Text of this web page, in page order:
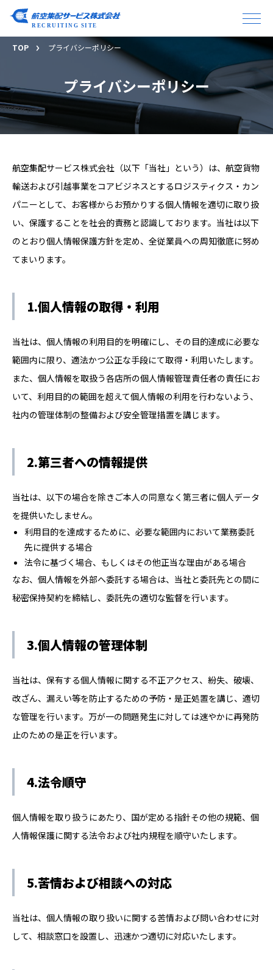
TOP プライバシーポリシー
プライバシーポリシー
航空集配サービス株式会社（以下「当社」という）は、航空貨物
輸送および引越事業をコアビジネスとするロジスティクス・カン
パニーとして、お客様からお預かりする個人情報を適切に取り扱
い、保護することを社会的責務と認識しております。当社は以下
のとおり個人情報保護方針を定め、全従業員への周知徹底に努め
てまいります。
1.個人情報の取得・利用
当社は、個人情報の利用目的を明確にし、その目的達成に必要な
範囲内に限り、適法かつ公正な手段にて取得・利用いたします。
また、個人情報を取扱う各店所の個人情報管理責任者の責任にお
いて、利用目的の範囲を超えて個人情報の利用を行わないよう、
社内の管理体制の整備および安全管理措置を講じます。
2.第三者への情報提供
当社は、以下の場合を除きご本人の同意なく第三者に個人データ
を提供いたしません。
利用目的を達成するために、必要な範囲内において業務委託
先に提供する場合
法令に基づく場合、もしくはその他正当な理由がある場合
なお、個人情報を外部へ委託する場合は、当社と委託先との間に
秘密保持契約を締結し、委託先の適切な監督を行います。
3.個人情報の管理体制
当社は、保有する個人情報に関する不正アクセス、紛失、破壊、
改ざん、漏えい等を防止するための予防・是正処置を講じ、適切
な管理を行います。万が一の問題発生に対しては速やかに再発防
止のための是正を行います。
4.法令順守
個人情報を取り扱うにあたり、国が定める指針その他の規範、個
人情報保護に関する法令および社内規程を順守いたします。
5.苦情および相談への対応
当社は、個人情報の取り扱いに関する苦情および問い合わせに対
して、相談窓口を設置し、迅速かつ適切に対応いたします。